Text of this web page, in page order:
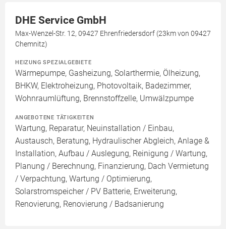
DHE Service GmbH
Max-Wenzel-Str. 12, 09427 Ehrenfriedersdorf (23km von 09427
Chemnitz)
HEIZUNG SPEZIALGEBIETE
Wärmepumpe, Gasheizung, Solarthermie, Ölheizung,
BHKW, Elektroheizung, Photovoltaik, Badezimmer,
Wohnraumlüftung, Brennstoffzelle, Umwälzpumpe
ANGEBOTENE TÄTIGKEITEN
Wartung, Reparatur, Neuinstallation / Einbau,
Austausch, Beratung, Hydraulischer Abgleich, Anlage &
Installation, Aufbau / Auslegung, Reinigung / Wartung,
Planung / Berechnung, Finanzierung, Dach Vermietung
/ Verpachtung, Wartung / Optimierung,
Solarstromspeicher / PV Batterie, Erweiterung,
Renovierung, Renovierung / Badsanierung